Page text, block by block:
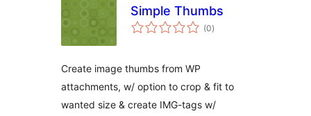
Simple Thumbs
(0total
de
)
Create image thumbs from WP
attachments, w/ option to crop & fit to
wanted size & create IMG-tags w/